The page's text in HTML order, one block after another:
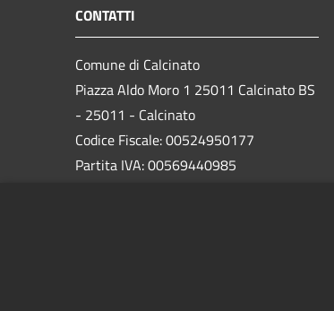
CONTATTI
Comune di Calcinato
Piazza Aldo Moro 1 25011 Calcinato BS
- 25011 - Calcinato
Codice Fiscale: 00524950177
Partita IVA: 00569440985